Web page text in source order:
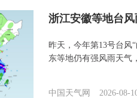
浙江安徽等地台
昨天，今年第13号台风
东等地仍有强风雨天气
中国天气网 2026-08-